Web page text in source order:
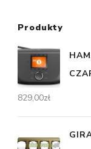
Produkty
829,00zł